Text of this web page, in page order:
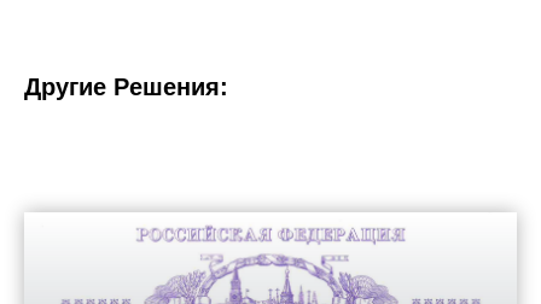
Другие Решения: